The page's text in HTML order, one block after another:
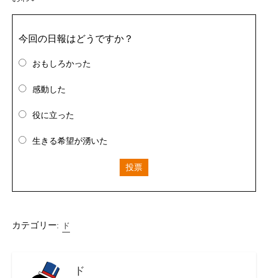
今回の日報はどうですか？
おもしろかった
感動した
役に立った
生きる希望が湧いた
投票
カテゴリー: ド
ド